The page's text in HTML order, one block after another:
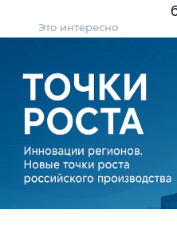
Это интересно